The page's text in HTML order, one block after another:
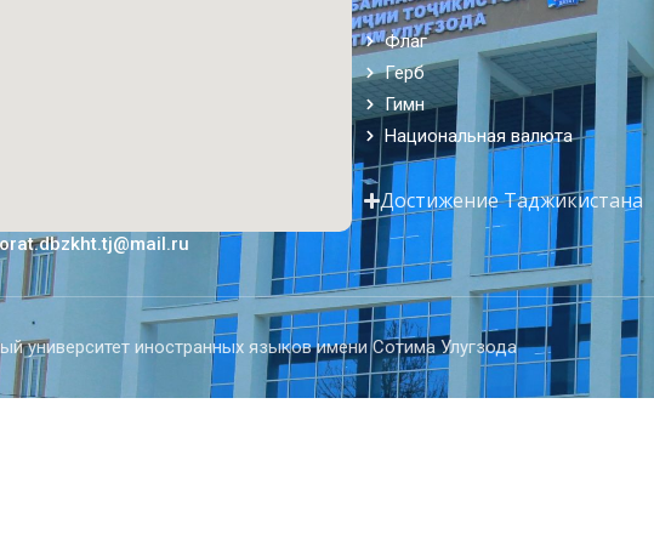
Флаг
Герб
Гимн
Национальная валюта
Достижение Таджикистана
университет иностранных языков имени Сотима Улугзода